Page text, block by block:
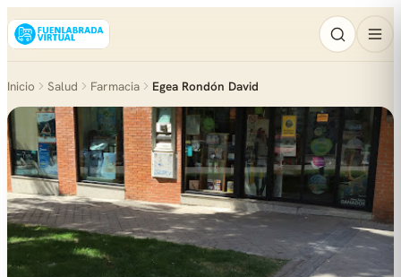
Inicio Salud Farmacia Egea Rondón David